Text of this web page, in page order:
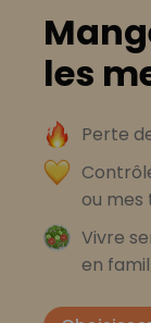
les
Perte
ou mes
Vivre
en